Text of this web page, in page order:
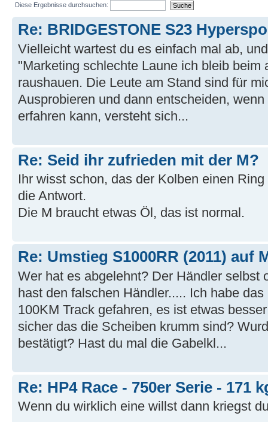
Diese Ergebnisse durchsuchen:
Re: BRIDGESTONE S23
Vielleicht wartest du es einfach mal ab,
"Marketing schlechte Laune ich bleib beim
raushauen. Die Leute am Stand sind für
Ausprobieren und dann entscheiden,
erfahren kann, versteht sich...
Re: Seid ihr zufrieden mit der M?
Ihr wisst schon, das der Kolben einen
die Antwort.
Die M braucht etwas Öl, das ist normal.
Re: Umstieg S1000RR (2011) auf
Wer hat es abgelehnt? Der Händler selbst
hast den falschen Händler..... Ich habe
100KM Track gefahren, es ist etwas
sicher das die Scheiben krumm sind?
bestätigt? Hast du mal die Gabelkl...
Re: HP4 Race - 750er Serie - 171
Wenn du wirklich eine willst dann kriegst